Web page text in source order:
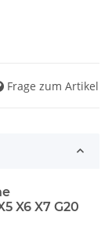
Frage zum Artikel
X6 X7 G20